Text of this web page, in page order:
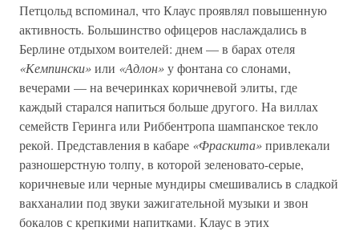
Петцольд вспоминал, что Клаус проявлял повышенную
активность. Большинство офицеров наслаждались в
Берлине отдыхом воителей: днем — в барах отеля
«Кемпински»или «Адлон»у фонтана со слонами,
вечерами — на вечеринках коричневой элиты, где
каждый старался напиться больше другого. На виллах
семейств Геринга или Риббентропа шампанское текло
рекой. Представления в кабаре «Фраскита»привлекали
разношерстную толпу, в которой зеленовато-серые,
коричневые или черные мундиры смешивались в сладкой
вакханалии под звуки зажигательной музыки и звон
бокалов с крепкими напитками. Клаус в этих